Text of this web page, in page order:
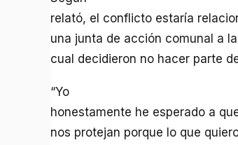
relató, el conflicto estaría
una junta de acción comunal a
cual decidieron no hacer parte
“Yo
honestamente he esperado a
nos protejan porque lo que